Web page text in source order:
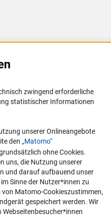
mit Behinderungen
zwingend erforderliche
statistischer Informationen
unserer Onlineangebote
den „Matomo“
ohne Cookies.
uns, die Nutzung unserer
und darauf aufbauend unser
Sinne der Nutzer*innen zu
Matomo-Cookieszustimmen,
gespeichert werden. Wir